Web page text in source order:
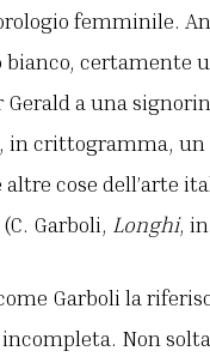
femminile.
certamente
a una
crittogramma, un
cose dell’arte
Garboli, Longhi, in
Garboli la
Non